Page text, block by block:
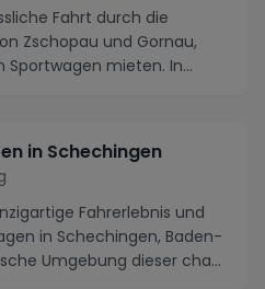
Fahrt durch die
Zschopau und Gornau,
Sportwagen mieten. In
in Schechingen
Fahrerlebnis und
in Schechingen, Baden-
Umgebung dieser cha...